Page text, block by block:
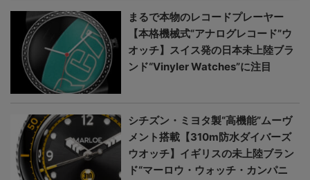
まるで本物のレコードプレーヤー
【本格機械式“アナログレコード”ウ
オッチ】スイス発の日本未上陸ブラ
ンド“Vinyler Watches”に注目
シチズン・ミヨタ製“高機能”ムーヴ
メント搭載【310m防水ダイバーズ
ウオッチ】イギリスの未上陸ブラン
ド“マーロウ・ウォッチ・カンパニ